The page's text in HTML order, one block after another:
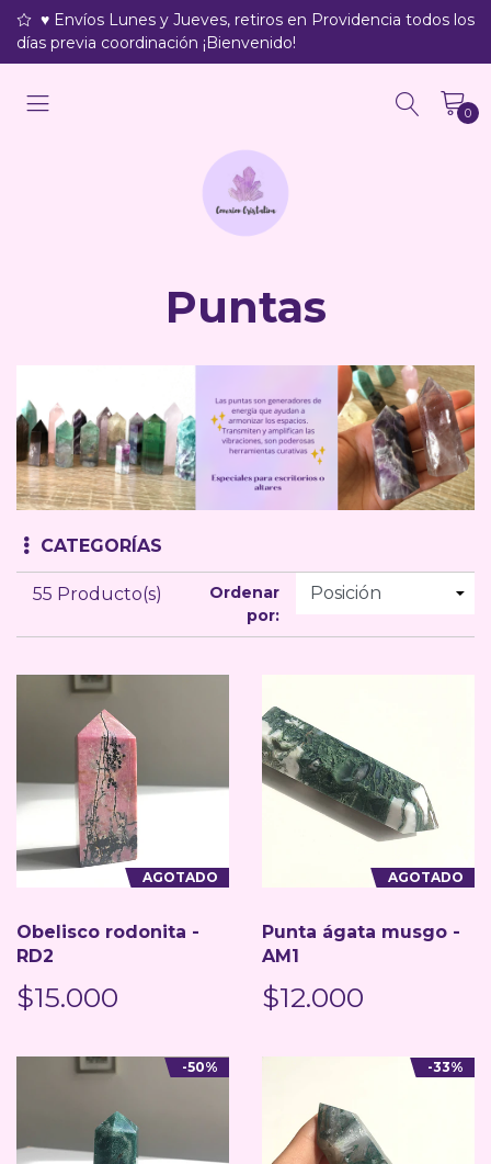
♥ Envíos Lunes y Jueves, retiros en Providencia todos los
días previa coordinación ¡Bienvenido!
0
Puntas
CATEGORÍAS
55 Producto(s)
Ordenar
por:
AGOTADO
Obelisco rodonita -
RD2
$15.000
AGOTADO
Punta ágata musgo -
AM1
$12.000
-50% -33%